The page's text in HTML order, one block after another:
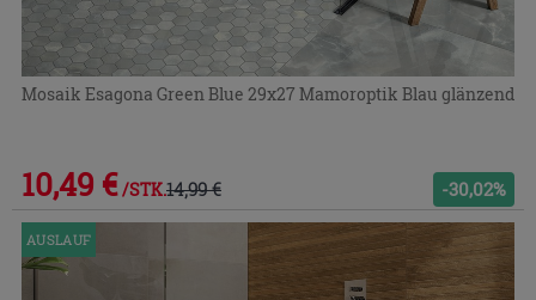
Mosaik Esagona Green Blue 29x27 Mamoroptik Blau glänzend
10,49 € /STK.14,99 € -30,02%
AUSLAUF